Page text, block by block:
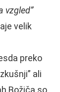
vzgled”
velik
preko
ali
Božiča so